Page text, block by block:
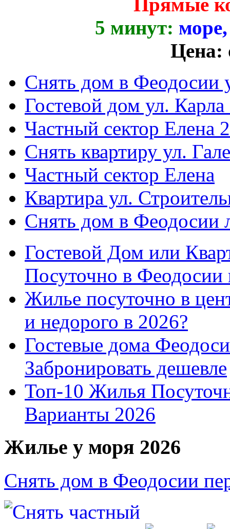
5 минут:
Цена:
Снять дом в Феодосии
Гостевой дом ул.
Частный сектор Елена 2
Снять квартиру ул.
Частный сектор Елена
Квартира ул.
Снять дом в Феодосии
Гостевой Дом или
Посуточно в Феодосии
Жилье посуточно в
и недорого в 2026?
Гостевые дома
Забронировать дешевле
Топ-10 Жилья
Варианты 2026
Жилье у моря 2026
Снять дом в Феодосии